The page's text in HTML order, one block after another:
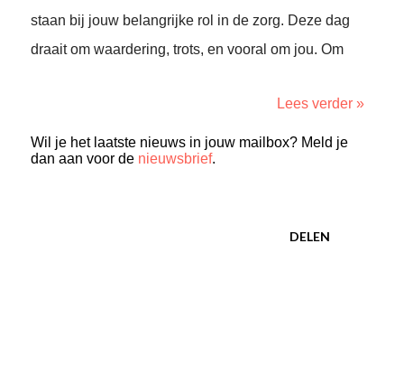
staan bij jouw belangrijke rol in de zorg. Deze dag
draait om waardering, trots, en vooral om jou. Om
Lees verder »
Wil je het laatste nieuws in jouw mailbox? Meld je
dan aan voor de nieuwsbrief.
DELEN